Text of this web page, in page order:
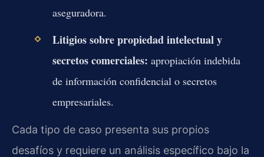
aseguradora.
Litigios sobre propiedad intelectual y
secretos comerciales: apropiación indebida
de información confidencial o secretos
empresariales.
Cada tipo de caso presenta sus propios
desafíos y requiere un análisis específico bajo la